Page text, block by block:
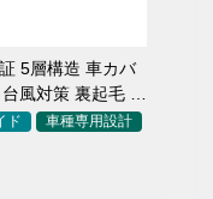
5層構造 車カバ
風対策 裏起毛 防
ド 車種専用設計